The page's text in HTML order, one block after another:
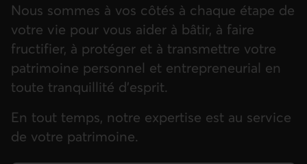
Nous sommes à vos côtés à chaque étape de
votre vie pour vous aider à bâtir, à faire
fructifier, à protéger et à transmettre votre
patrimoine personnel et entrepreneurial en
toute tranquillité d’esprit.
En tout temps, notre expertise est au service
de votre patrimoine.